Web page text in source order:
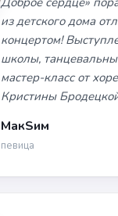
из детского дома
концертом!
школы,
мастер-класс от
Кристины
МакSим
певица